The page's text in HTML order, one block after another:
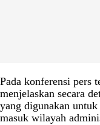
Pada konferensi pers
menjelaskan secara
yang digunakan
masuk wilayah